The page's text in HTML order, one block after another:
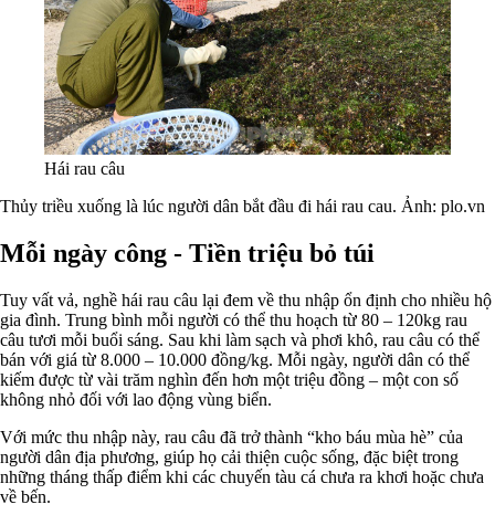
Hái rau câu
Thủy triều xuống là lúc người dân bắt đầu đi hái rau cau. Ảnh: plo.vn
Mỗi ngày công - Tiền triệu bỏ túi
Tuy vất vả, nghề hái rau câu lại đem về thu nhập ổn định cho nhiều hộ
gia đình. Trung bình mỗi người có thể thu hoạch từ 80 – 120kg rau
câu tươi mỗi buổi sáng. Sau khi làm sạch và phơi khô, rau câu có thể
bán với giá từ 8.000 – 10.000 đồng/kg. Mỗi ngày, người dân có thể
kiếm được từ vài trăm nghìn đến hơn một triệu đồng – một con số
không nhỏ đối với lao động vùng biển.
Với mức thu nhập này, rau câu đã trở thành “kho báu mùa hè” của
người dân địa phương, giúp họ cải thiện cuộc sống, đặc biệt trong
những tháng thấp điểm khi các chuyến tàu cá chưa ra khơi hoặc chưa
về bến.